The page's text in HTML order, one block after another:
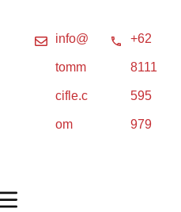
info@
tomm
cifle.c
om
+62
8111
595
979